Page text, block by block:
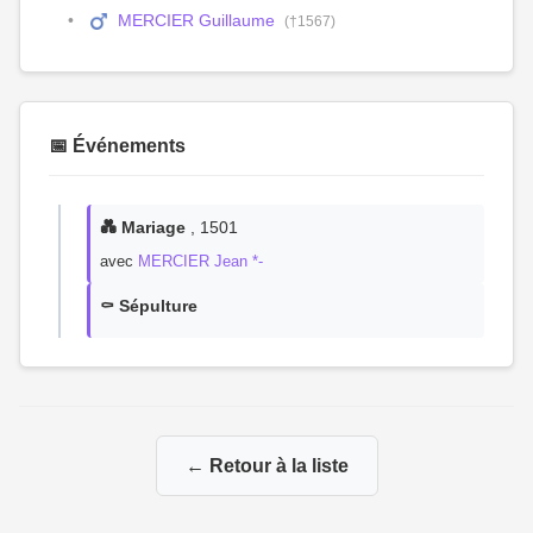
MERCIER Guillaume (†1567)
📅 Événements
💑 Mariage , 1501
avec MERCIER Jean *-
⚰️ Sépulture
← Retour à la liste